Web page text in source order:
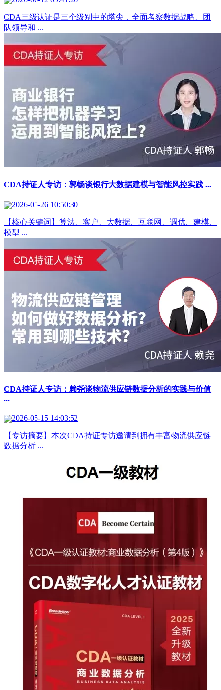
CDA三级认证是三个级别中的塔尖，全面考察数据战略、团
队领导和 ...
CDA持证人专访：郭畅谈银行大数据建模与智能风控实践 ...
2026-05-26 10:50:30
【核心关键词】算法、客户、大数据、互联网、调优、建模、
模型 ...
CDA持证人专访：赖尧谈物流供应链数据分析的实践与价值
...
2026-05-15 14:03:52
【专访摘要】本次CDA持证专访邀请到拥有丰富物流供应链
数据分析 ...